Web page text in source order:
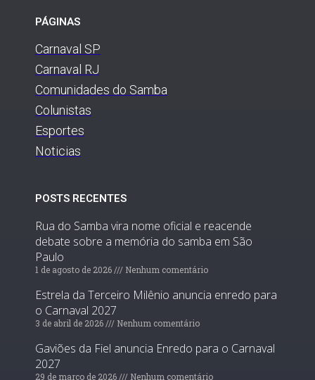
PÁGINAS
Carnaval SP
Carnaval RJ
Comunidades do Samba
Colunistas
Esportes
Noticias
POSTS RECENTES
Rua do Samba vira nome oficial e reacende
debate sobre a memória do samba em São
Paulo
1 de agosto de 2026 Nenhum comentário
Estrela da Terceiro Milênio anuncia enredo para
o Carnaval 2027
3 de abril de 2026 Nenhum comentário
Gaviões da Fiel anuncia Enredo para o Carnaval
2027
29 de março de 2026 Nenhum comentário